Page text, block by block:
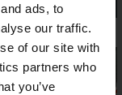
ads, to
our traffic.
of our site with
partners who
you’ve